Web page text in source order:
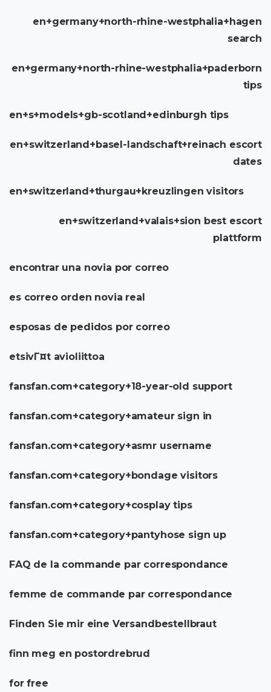
en+germany+north-rhine-westphalia+hagen
search
en+germany+north-rhine-westphalia+paderborn
tips
en+s+models+gb-scotland+edinburgh tips
en+switzerland+basel-landschaft+reinach escort
dates
en+switzerland+thurgau+kreuzlingen visitors
en+switzerland+valais+sion best escort
plattform
encontrar una novia por correo
es correo orden novia real
esposas de pedidos por correo
etsivГ¤t avioliittoa
fansfan.com+category+18-year-old support
fansfan.com+category+amateur sign in
fansfan.com+category+asmr username
fansfan.com+category+bondage visitors
fansfan.com+category+cosplay tips
fansfan.com+category+pantyhose sign up
FAQ de la commande par correspondance
femme de commande par correspondance
Finden Sie mir eine Versandbestellbraut
finn meg en postordrebrud
for free